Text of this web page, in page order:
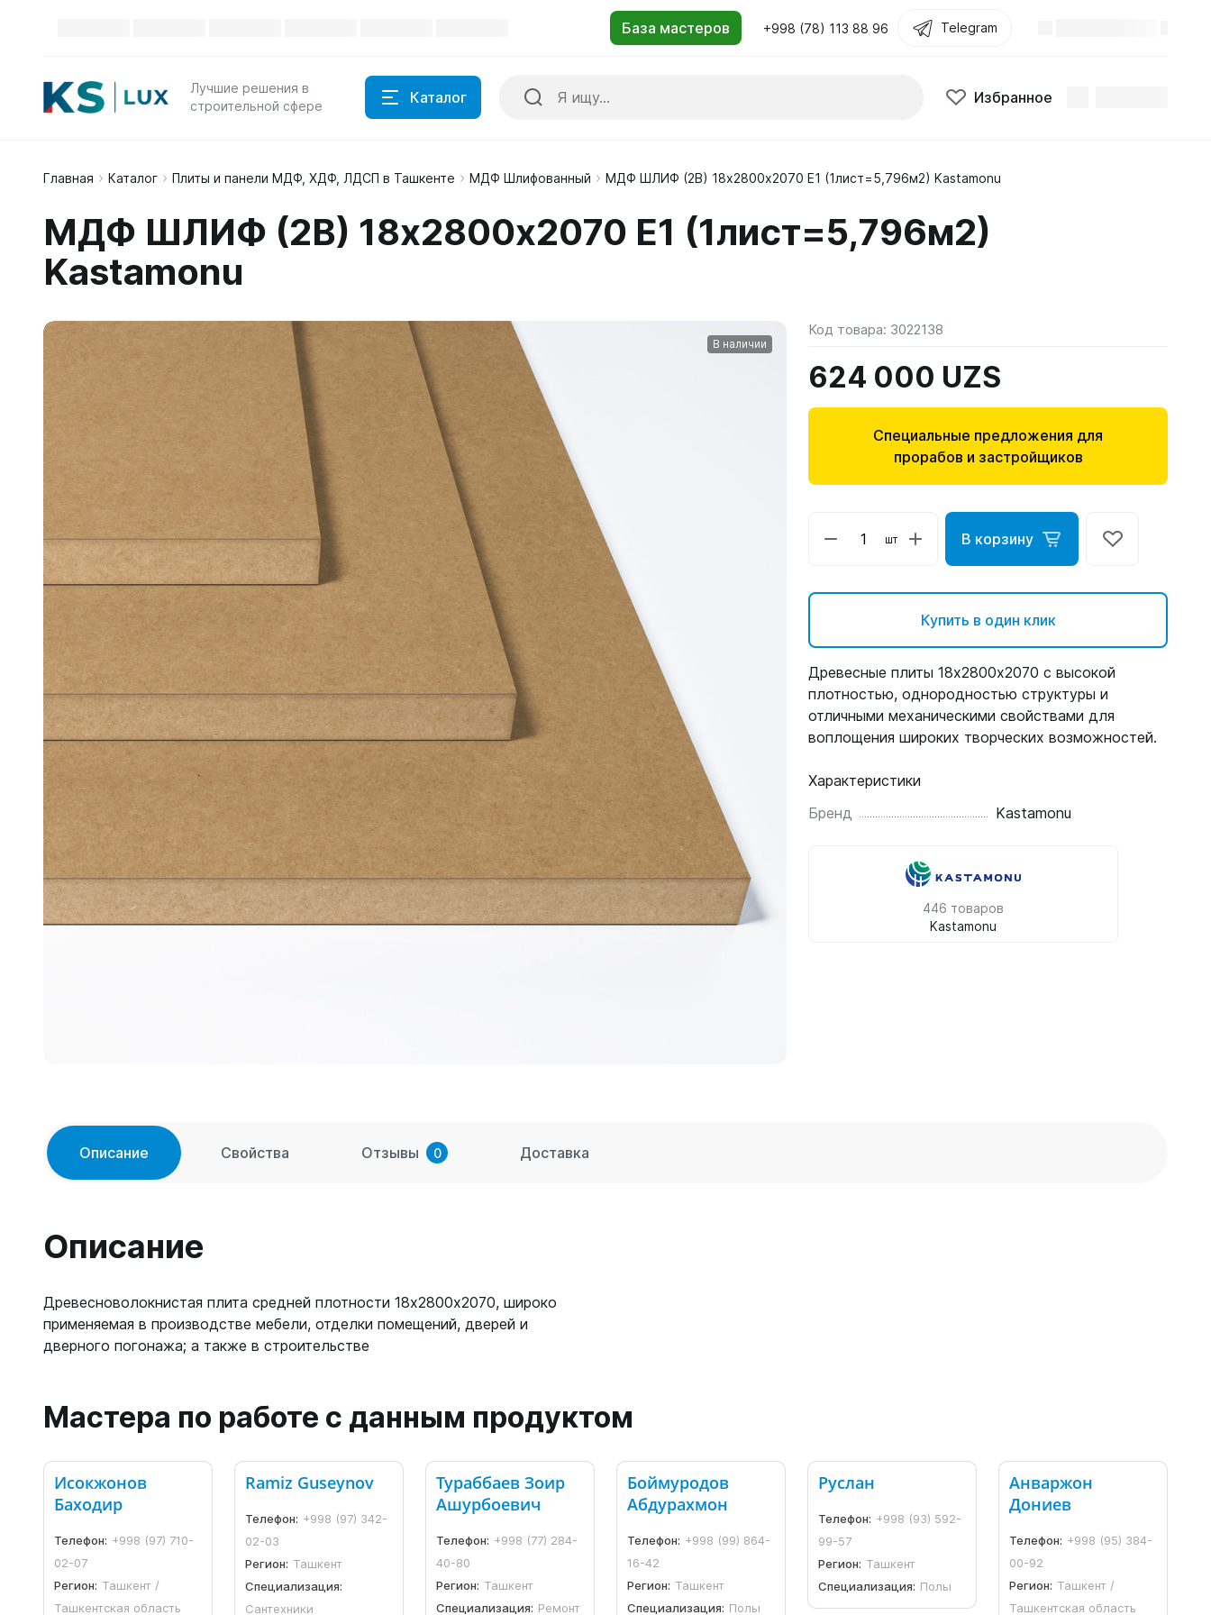
+998 (78) 113 88 96 Telegram
Лучшие решения в
строительной сфере
Каталог Избранное
Главная Каталог Плиты и панели МДФ, ХДФ, ЛДСП в Ташкенте МДФ Шлифованный МДФ ШЛИФ (2B) 18x2800х2070 Е1 (1лист=5,796м2) Kastamonu
МДФ ШЛИФ (2B) 18x2800х2070 Е1 (1лист=5,796м2)
Kastamonu
В наличии
Код товара: 3022138
624 000 UZS
Специальные предложения для
прорабов и застройщиков
шт В корзину
Купить в один клик
Древесные плиты 18x2800х2070 с высокой
плотностью, однородностью структуры и
отличными механическими свойствами для
воплощения широких творческих возможностей.
Характеристики
Бренд
Kastamonu
446 товаров
Kastamonu
Описание Свойства Отзывы 0 Доставка
Описание
Древесноволокнистая плита средней плотности 18x2800х2070, широко
применяемая в производстве мебели, отделки помещений, дверей и
дверного погонажа; а также в строительстве
Мастера по работе с данным продуктом
Исокжонов
Баходир
Телефон: +998 (97) 710-
02-07
Регион: Ташкент /
Ташкентская область
Ramiz Guseynov
Телефон: +998 (97) 342-
02-03
Регион: Ташкент
Специализация:
Сантехники
Тураббаев Зоир
Ашурбоевич
Телефон: +998 (77) 284-
40-80
Регион: Ташкент
Специализация: Ремонт
Боймуродов
Абдурахмон
Телефон: +998 (99) 864-
16-42
Регион: Ташкент
Специализация: Полы
Руслан
Телефон: +998 (93) 592-
99-57
Регион: Ташкент
Специализация: Полы
Анваржон
Дониев
Телефон: +998 (95) 384-
00-92
Регион: Ташкент /
Ташкентская область